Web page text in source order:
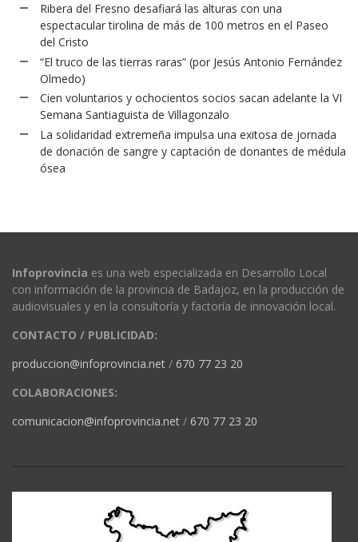
Ribera del Fresno desafiará las alturas con una
espectacular tirolina de más de 100 metros en el Paseo
del Cristo
“El truco de las tierras raras” (por Jesús Antonio Fernández
Olmedo)
Cien voluntarios y ochocientos socios sacan adelante la VI
Semana Santiaguista de Villagonzalo
La solidaridad extremeña impulsa una exitosa de jornada
de donación de sangre y captación de donantes de médula
ósea
Infoprovincia es una web especializada en Desarrollo Local
con información de la provincia de Badajoz, en la producción de
audiovisuales y en la consultoría y factoría de innovación local.
CONTACTO / PUBLICIDAD:
produccion@infoprovincia.net / 670 77 23 20
COLABORACIONES:
comunicacion@infoprovincia.net / 670 77 23 20